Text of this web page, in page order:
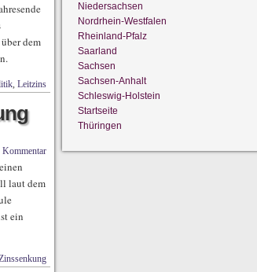
dem
, Leitzins
Kommentar
laut dem
ein
Niedersachsen
Nordrhein-Westfalen
Rheinland-Pfalz
Saarland
Sachsen
Sachsen-Anhalt
Schleswig-Holstein
Startseite
Thüringen